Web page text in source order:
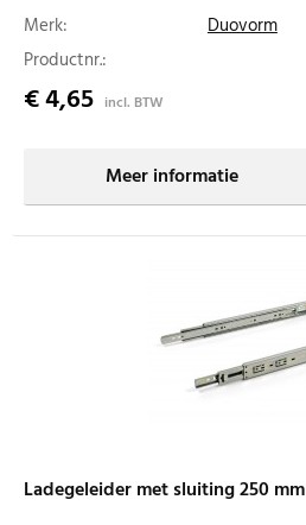
Merk:
Duovorm
Productnr.:
€ 4,65 incl. BTW
Meer informatie
Ladegeleider met sluiting 250 mm